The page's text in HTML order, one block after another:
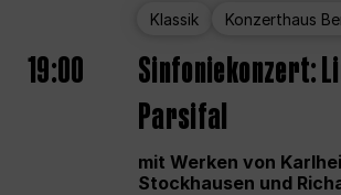
Klassik Konzerthaus
19:00
Sinfoniekonzert:
Parsifal
mit Werken von
Stockhausen und